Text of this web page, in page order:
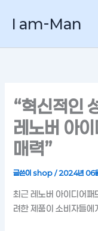
로
I am-Man
“혁신적인
레노버 아
매력”
글쓴이shop/2024년 06
최근 레노버 아이디어패
려한 제품이 소비자들에